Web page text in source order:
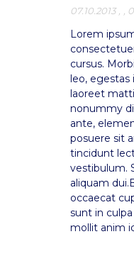
07.10.2013
Lorem
cursus.
leo,
laoreet
nonummy
ante,
posuere sit
tincidunt
vestibulum.
aliquam
occaecat
sunt in
mollit anim